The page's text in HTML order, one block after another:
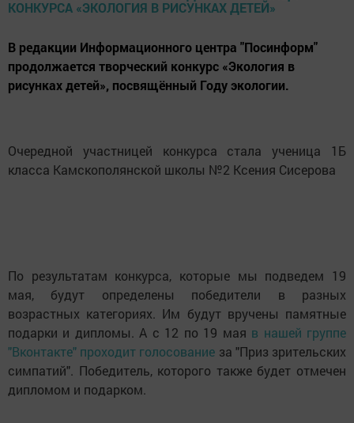
В редакции Информационного центра "Посинформ"
продолжается творческий конкурс «Экология в
рисунках детей», посвящённый Году экологии.
Очередной участницей конкурса стала ученица 1Б
класса Камскополянской школы №2 Ксения Сисерова
По результатам конкурса, которые мы подведем 19
мая, будут определены победители в разных
возраcтных категориях. Им будут вручены памятные
подарки и дипломы. А с 12 по 19 мая в нашей группе
"Вконтакте" проходит голосование за "Приз зрительских
симпатий". Победитель, которого также будет отмечен
дипломом и подарком.